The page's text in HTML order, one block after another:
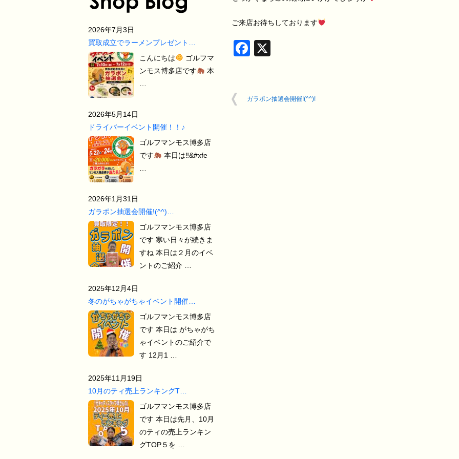
ご来店お待ちしております
Facebook
ガラポン抽選会開催!(^^)!
2026年7月3日
買取成立でラーメンプレゼント…
こんにちは
ゴルフマ
ンモス博多店です
本
2026年5月14日
ドライバーイベント開催！！♪
ゴルフマンモス博多店
です
本日は‼&#xfe
2026年1月31日
ガラポン抽選会開催!(^^)…
ゴルフマンモス博多店
です 寒い日々が続きま
すね 本日は２月のイベ
ントのご紹介 …
2025年12月4日
冬のがちゃがちゃイベント開催…
ゴルフマンモス博多店
です 本日は がちゃがち
ゃイベントのご紹介で
す 12月1 …
2025年11月19日
10月のティ売上ランキングT…
ゴルフマンモス博多店
です 本日は先月、10月
のティの売上ランキン
グTOP５を …